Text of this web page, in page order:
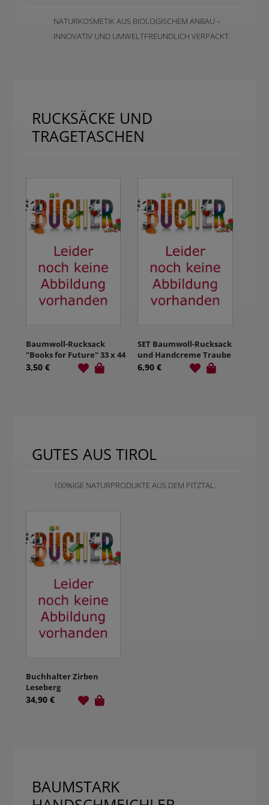
NATURKOSMETIK AUS BIOLOGISCHEM ANBAU –
INNOVATIV UND UMWELTFREUNDLICH VERPACKT.
RUCKSÄCKE UND
TRAGETASCHEN
Baumwoll-Rucksack
"Books for Future" 33 x 44
cm, naturfarben
3,50 €
SET Baumwoll-Rucksack
und Handcreme Traube
6,90 €
GUTES AUS TIROL
100%IGE NATURPRODUKTE AUS DEM PITZTAL.
Buchhalter Zirben
Leseberg
34,90 €
BAUMSTARK